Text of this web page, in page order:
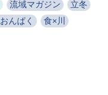
流域マガジン
立冬
んぱく
食×川